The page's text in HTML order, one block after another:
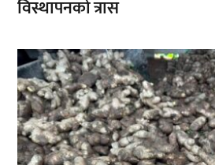
विस्थापनको त्रास
,